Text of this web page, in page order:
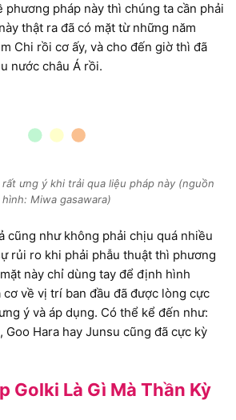
pháp này thì chúng ta cần phải
thật ra đã có mặt từ những năm
Chi rồi cơ ấy, và cho đến giờ thì đã
nước châu Á rồi.
rất ưng ý khi trải qua liệu pháp này (nguồn
hình: Miwa gasawara)
cũng như không phải chịu quá nhiều
rủi ro khi phải phẫu thuật thì phương
này chỉ dùng tay để định hình
về vị trí ban đầu đã được lòng cực
ý và áp dụng. Có thể kể đến như:
Goo Hara hay Junsu cũng đã cực kỳ
Golki Là Gì Mà Thần Kỳ